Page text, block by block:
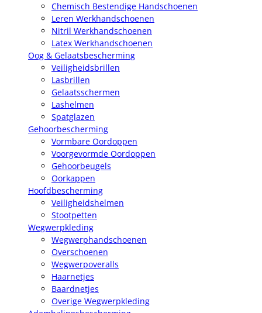
Chemisch Bestendige Handschoenen
Leren Werkhandschoenen
Nitril Werkhandschoenen
Latex Werkhandschoenen
Oog & Gelaatsbescherming
Veiligheidsbrillen
Lasbrillen
Gelaatsschermen
Lashelmen
Spatglazen
Gehoorbescherming
Vormbare Oordoppen
Voorgevormde Oordoppen
Gehoorbeugels
Oorkappen
Hoofdbescherming
Veiligheidshelmen
Stootpetten
Wegwerpkleding
Wegwerphandschoenen
Overschoenen
Wegwerpoveralls
Haarnetjes
Baardnetjes
Overige Wegwerpkleding